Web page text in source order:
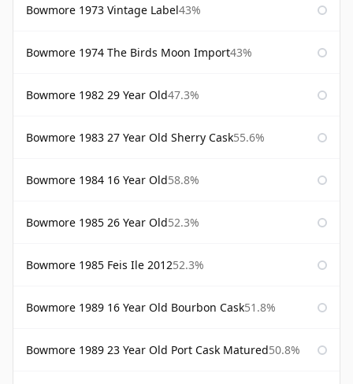
Bowmore 1973 Vintage Label43%
Bowmore 1974 The Birds Moon Import43%
Bowmore 1982 29 Year Old47.3%
Bowmore 1983 27 Year Old Sherry Cask55.6%
Bowmore 1984 16 Year Old58.8%
Bowmore 1985 26 Year Old52.3%
Bowmore 1985 Feis Ile 201252.3%
Bowmore 1989 16 Year Old Bourbon Cask51.8%
Bowmore 1989 23 Year Old Port Cask Matured50.8%